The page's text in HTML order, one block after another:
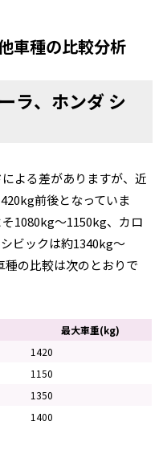
車種の比較分析
ラ、ホンダ シ
よる差がありますが、近
前後となっていま
1080kg～1150kg、カロ
ビックは約1340kg～
の比較は次のとおりで
最大車重(kg)
1420
1150
1350
1400